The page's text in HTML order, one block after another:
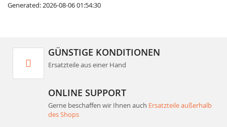
Generated: 2026-08-06 01:54:30
GÜNSTIGE KONDITIONEN
Ersatzteile aus einer Hand
ONLINE SUPPORT
Gerne beschaffen wir Ihnen auch Ersatzteile außerhalb
des Shops